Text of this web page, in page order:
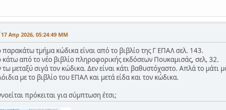
17 Απρ 2026, 05:24:49 ΜΜ
παρακάτω τμήμα κώδικα είναι από το βιβλίο της Γ ΕΠΑΛ σελ. 143.
κάτω από το νέο βιβλίο πληροφορικής εκδόσεων Πουκαμισάς, σελ, 32.
τω μεταξύ σιγά τον κώδικα. Δεν είναι κάτι βαθυστόχαστο. Απλά το
με το βιβλίο του ΕΠΑΛ και μετά είδα και τον κώδικα.
πρόκειται για σύμπτωση έτσι;